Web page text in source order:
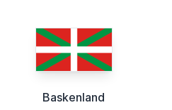
Baskenland